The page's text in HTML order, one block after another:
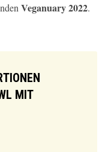
Veganuary 2022.
MIT